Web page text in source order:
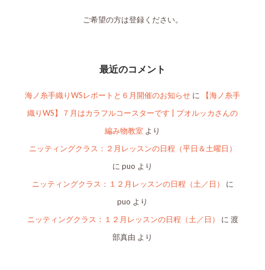
ご希望の方は登録ください。
最近のコメント
海ノ糸手織りWSレポートと６月開催のお知らせ に
【海ノ糸手
織りWS】７月はカラフルコースターです | プオルッカさんの
編み物教室 より
ニッティングクラス：２月レッスンの日程（平日＆土曜日）
に puo より
ニッティングクラス：１２月レッスンの日程（土／日）
に
puo より
ニッティングクラス：１２月レッスンの日程（土／日）
に 渡
部真由 より